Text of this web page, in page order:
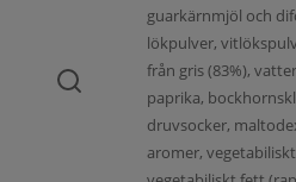
guarkärnmjöl och
lökpulver,
från gris (83%),
paprika,
druvsocker,
aromer,